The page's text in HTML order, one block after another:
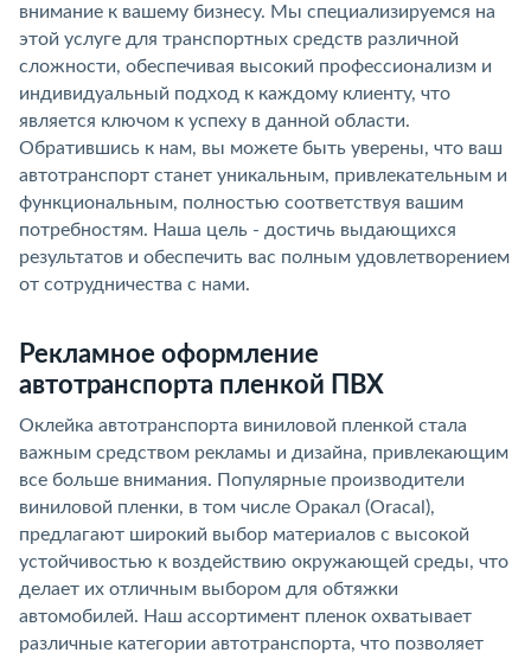
внимание к вашему бизнесу. Мы специализируемся на
этой услуге для транспортных средств различной
сложности, обеспечивая высокий профессионализм и
индивидуальный подход к каждому клиенту, что
является ключом к успеху в данной области.
Обратившись к нам, вы можете быть уверены, что ваш
автотранспорт станет уникальным, привлекательным и
функциональным, полностью соответствуя вашим
потребностям. Наша цель - достичь выдающихся
результатов и обеспечить вас полным удовлетворением
от сотрудничества с нами.
Рекламное оформление
автотранспорта пленкой ПВХ
Оклейка автотранспорта виниловой пленкой стала
важным средством рекламы и дизайна, привлекающим
все больше внимания. Популярные производители
виниловой пленки, в том числе Оракал (Oracal),
предлагают широкий выбор материалов с высокой
устойчивостью к воздействию окружающей среды, что
делает их отличным выбором для обтяжки
автомобилей. Наш ассортимент пленок охватывает
различные категории автотранспорта, что позволяет